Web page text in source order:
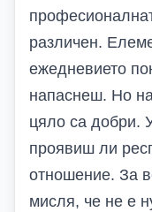
различен.
ежедневието
напаснеш. Но
цяло са добри.
проявиш ли
отношение. За
мисля, че не е